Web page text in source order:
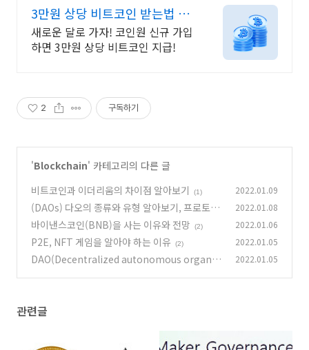
3만원 상당 비트코인 받는법 12
년 무사고 거래소
새로운 달로 가자! 코인원 신규 가입
하면 3만원 상당 비트코인 지급!
2 구독하기
'Blockchain' 카테고리의 다른 글
비트코인과 이더리움의 차이점 알아보기
(1) 2022.01.09
(DAOs) 다오의 종류와 유형 알아보기, 프로토콜
다오, 인베스트 다오
(2)
2022.01.08
바이낸스코인(BNB)을 사는 이유와 전망 (2) 2022.01.06
P2E, NFT 게임을 알아야 하는 이유 (2) 2022.01.05
DAO(Decentralized autonomous organiz
2022.01.05
관련글